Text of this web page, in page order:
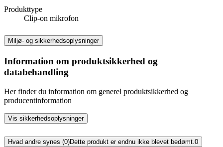
Produkttype
Clip-on mikrofon
Miljø- og sikkerhedsoplysninger
Information om produktsikkerhed og
databehandling
Her finder du information om generel produktsikkerhed og
producentinformation
Vis sikkerhedsoplysninger
Hvad andre synes (0)Dette produkt er endnu ikke blevet bedømt. 0